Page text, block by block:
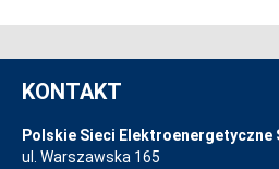
KONTAKT
Polskie Sieci Elektroenergetyczne
ul. Warszawska 165